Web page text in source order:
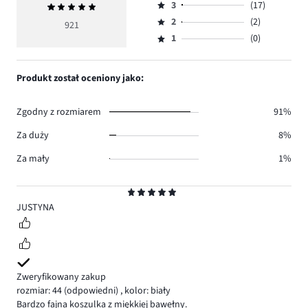
5
JUSTYNA
Zweryfikowany zakup
rozmiar: 44 (odpowiedni) , kolor: biały
Bardzo fajna koszulka z miękkiej bawełny.
Średnia
ocena
921
ilość
głosów
842.
4,
ilość
głosów
Ocena
3,
ilość
3
(17)
Ocena
2,
2
(2)
Ocena
1,
1 (0)
Produkt został oceniony jako:
Zgodny z rozmiarem
91%
Za duży
8%
Za mały
1%